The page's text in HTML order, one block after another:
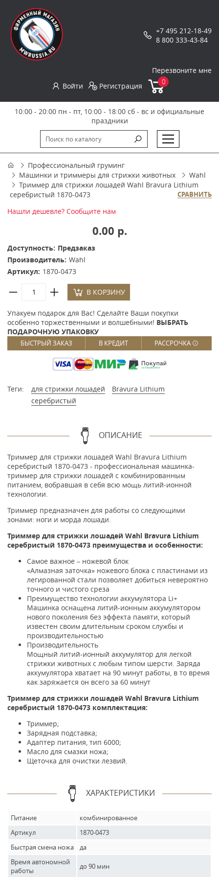
+7 495 212-18-49
8 800 333-43-84
Перезвоните мне
Войти
Регистрация 0
10:00 - 20:00 пн - пт, 10:00 - 18:00 сб - вс и официальные
праздники
Профессиональный груминг
Машинки и триммеры для стрижки животных
Wahl
Триммер для стрижки лошадей Wahl Bravura Lithium
серебристый 1870-0473
СРАВНИТЬ
Нашли дешевле? Сообщите нам
0.00 р.
Доступность: Предзаказ
Производитель: Wahl
Артикул: 1870-0473
В КОРЗИНУ
Упакуем подарок для Вас! Сделайте Ваши покупки
особенно торжественными и волшебными! ВЫБРАТЬ
ПОДАРОЧНУЮ УПАКОВКУ
БЫСТРЫЙ ЗАКАЗ В КРЕДИТ РАССРОЧКА
Теги: для стрижки лошадей
Bravura Lithium
серебристый
ОПИСАНИЕ
Триммер для стрижки лошадей Wahl Bravura Lithium
серебристый 1870-0473 - профессиональная машинка-
триммер для стрижки лошадей с комбинированным
питанием, вобравшая в себя всю мощь литий-ионной
технологии.
Триммер предназначен для работы со следующими
зонами: ноги и морда лошади.
Триммер для стрижки лошадей Wahl Bravura Lithium
серебристый 1870-0473 преимущества и особенности:
Самое важное – ножевой блок
«Алмазная заточка» ножевого блока с пластинами из
легированной стали позволяет добиться невероятно
точного и чистого среза
Преимущество технологии аккумулятора Li+
Машинка оснащена литий-ионным аккумулятором
нового поколения без эффекта памяти, который
известен своим длительным сроком службы и
производительностью
Производительность
Мощный литий-ионный аккумулятор для легкой
стрижки животных с любым типом шерсти. Заряда
аккумулятора хватает на 90 минут работы, в то время
как заряжается он всего за 60 минут
Триммер для стрижки лошадей Wahl Bravura Lithium
серебристый 1870-0473 комплектация:
Триммер;
Зарядная подставка;
Адаптер питания, тип 6000;
Масло для смазки ножа;
Щеточка для очистки лезвий.
ХАРАКТЕРИСТИКИ
Питание
комбинированное
Артикул
1870-0473
Быстрая смена ножа
да
Время автономной
работы
до 90 мин